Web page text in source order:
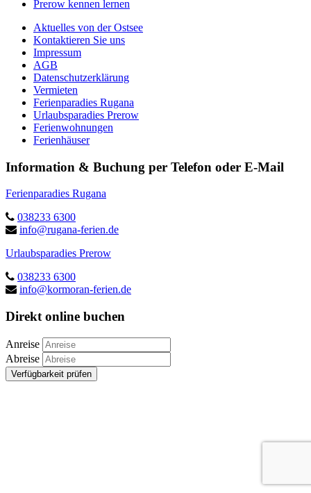
Prerow kennen lernen
Aktuelles von der Ostsee
Kontaktieren Sie uns
Impressum
AGB
Datenschutzerklärung
Vermieten
Ferienparadies Rugana
Urlaubsparadies Prerow
Ferienwohnungen
Ferienhäuser
Information & Buchung per Telefon oder E-Mail
Ferienparadies Rugana
038233 6300
info@rugana-ferien.de
Urlaubsparadies Prerow
038233 6300
info@kormoran-ferien.de
Direkt online buchen
Anreise
Abreise
Verfügbarkeit prüfen